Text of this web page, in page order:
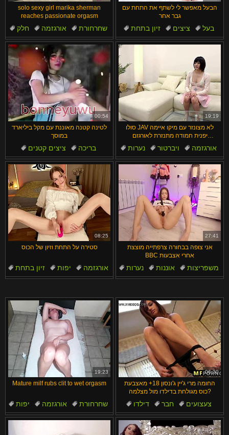
solo sexy girl marika sherman
reaches passionate orgasm
חלק אורגזמה
שחרחורת
מנוסה
מגולח
הבעל מאפשר לי לשתף את התחת עם
גבר אחר
זיון בתחת ציצים
בעל
מבוגרים
פנים
00:54
לטינה קטנה מאוננת עם מקל ביליארד
במוסך
ציצים קטנים
בריכה
חצאית
קטנטנות ציצים
19:19
סולו JAV לא מצונזר עם מיקו איימה
יפנית חמודה מתנזרת לאורגזם
נערות ויברטור
אורגזמה
נפוח
ג'אב
08:25
סטירה על התחת וזיון של הכוס
זיון בתחת יפות
אורגזמה
בלונדיניות
רזות
27:41
אני צופה בבחורה צרפתייה מוצצת
BBC אחרי אצבעות
נערות אוננות
משפריצות
צר
צעירים
19:23
Mature milf rubs clit to wet orgasm
יפות אורגזמה
שחרחורת
צרפתי
סרטוני רטובים
06:30
החומה מרי ג'יין ג'ונסון 18+ מאצבעת
כוס מגולחת בדילדו מול מצלמה?
דילדו חבר
צעצועים
חברה
שחרחורת